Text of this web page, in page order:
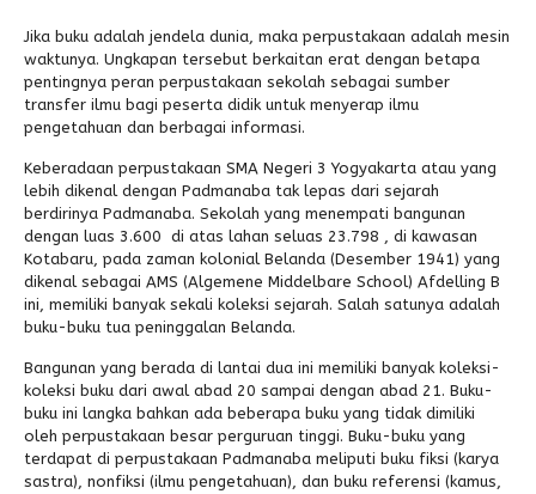
Jika buku adalah jendela dunia, maka perpustakaan adalah mesin
waktunya. Ungkapan tersebut berkaitan erat dengan betapa
pentingnya peran perpustakaan sekolah sebagai sumber
transfer ilmu bagi peserta didik untuk menyerap ilmu
pengetahuan dan berbagai informasi.
Keberadaan perpustakaan SMA Negeri 3 Yogyakarta atau yang
lebih dikenal dengan Padmanaba tak lepas dari sejarah
berdirinya Padmanaba. Sekolah yang menempati bangunan
dengan luas 3.600 di atas lahan seluas 23.798 , di kawasan
Kotabaru, pada zaman kolonial Belanda (Desember 1941) yang
dikenal sebagai AMS (Algemene Middelbare School) Afdelling B
ini, memiliki banyak sekali koleksi sejarah. Salah satunya adalah
buku-buku tua peninggalan Belanda.
Bangunan yang berada di lantai dua ini memiliki banyak koleksi-
koleksi buku dari awal abad 20 sampai dengan abad 21. Buku-
buku ini langka bahkan ada beberapa buku yang tidak dimiliki
oleh perpustakaan besar perguruan tinggi. Buku-buku yang
terdapat di perpustakaan Padmanaba meliputi buku fiksi (karya
sastra), nonfiksi (ilmu pengetahuan), dan buku referensi (kamus,